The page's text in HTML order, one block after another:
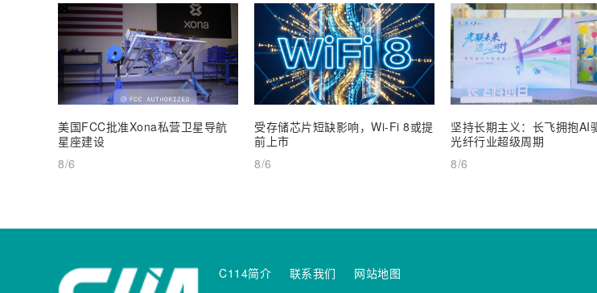
美国FCC批准Xona私营卫星导航
星座建设
8/6
受存储芯片短缺影响，Wi-Fi 8或提
前上市
8/6
坚持长期主义：长飞拥抱AI
光纤行业超级周期
8/6
C114简介 联系我们 网站地图